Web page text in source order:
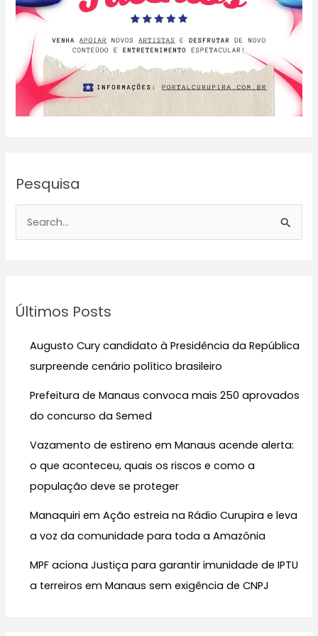
Pesquisa
iÚltimos Posts
Augusto Cury candidato à Presidência da República
surpreende cenário político brasileiro
Prefeitura de Manaus convoca mais 250 aprovados
do concurso da Semed
Vazamento de estireno em Manaus acende alerta:
o que aconteceu, quais os riscos e como a
população deve se proteger
Manaquiri em Ação estreia na Rádio Curupira e leva
a voz da comunidade para toda a Amazônia
MPF aciona Justiça para garantir imunidade de IPTU
a terreiros em Manaus sem exigência de CNPJ